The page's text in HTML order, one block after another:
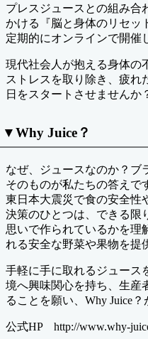
プレスジュースとの組み合
かける『脳と身体のリセッ
定期的にオンラインで開催
現代社会人が抱える身体の
ストレスを取り除き、疲れ
日をスタートさせませんか
▼Why Juice？
なぜ、ジュースなのか？ブ
そのものが私たちの答えで
東日本大震災で食の安全性
決策のひとつは、できる限
思いで作られているかを理
れる安全な野菜や果物を提
手軽に手に取れるジュース
境へ興味関心を持ち、生産
ることを願い、Why Juice？
公式HP http://www.why-